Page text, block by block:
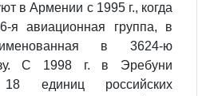
в Армении с 1995 г., ког­да
я авиационная группа, в
в 3624-ю
С 1998 г. в Эребуни
18 единиц российских